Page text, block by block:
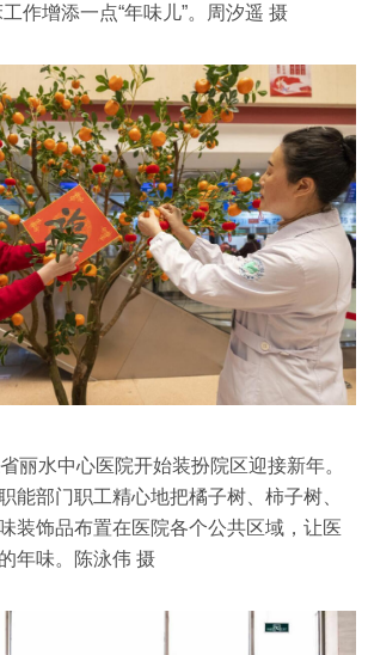
作增添一点“年味儿”。周汐遥 摄
丽水中心医院开始装扮院区迎接新年。
能部门职工精心地把橘子树、柿子树、
装饰品布置在医院各个公共区域，让医
年味。陈泳伟 摄